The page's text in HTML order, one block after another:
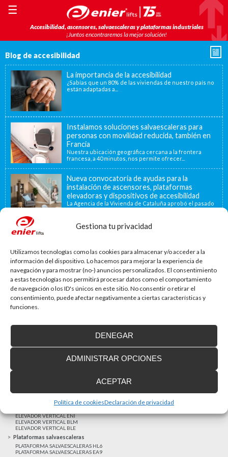
Gestiona tu privacidad
Utilizamos tecnologías como las cookies para almacenar y/o acceder a la
información del dispositivo. Lo hacemos para mejorar la experiencia de
navegación y para mostrar (no-) anuncios personalizados. El consentimiento
a estas tecnologías nos permitirá procesar datos como el comportamiento
de navegación o los ID's únicos en este sitio. No consentir o retirar el
consentimiento, puede afectar negativamente a ciertas características y
funciones.
ACEPTAR
DENEGAR
ADMINISTRAR OPCIONES
Política de cookiesDeclaración de privacidad
Accesibilidad, ascensores, salvaescaleras y plataformas industriales
¡Juntos encontraremos la mejor solución!
☰
Blog de accesibilidad
La importancia de la accesibilidad
¿Sabías que un 80% de las viviendas de nuestro país no
están adaptadas a...
Instalamos soluciones salvaescaleras para
personas con movilidad reducida, también en
Francia
Nuestra ubicación geográfica cercana a la frontera
francesa, a 40 minutos, nos permite ofrecer...
Nueva convocatoria de ayudas para la
instalación de ascensores, plataformas
elevadoras y dispositivos de accesibilidad
La Agencia de la Vivienda de Cataluña aprobó el pasado
15 de noviembre de...
La accesibilidad universal es una prioridad
MAS NOTICIAS
Elevadores verticales
ELEVADOR VERTICAL ENI
ELEVADOR VERTICAL BLM
ELEVADOR VERTICAL BLE
Plataformas salvaescaleras
PLATAFORMA SALVAESCALERAS HL6
PLATAFORMA SALVAESCALERAS EA9